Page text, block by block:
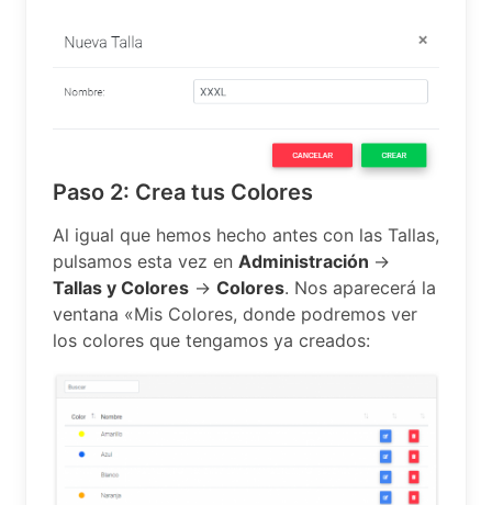
Paso 2: Crea tus Colores
Al igual que hemos hecho antes con las Tallas,
pulsamos esta vez en Administración ->
Tallas y Colores -> Colores. Nos aparecerá la
ventana «Mis Colores, donde podremos ver
los colores que tengamos ya creados: